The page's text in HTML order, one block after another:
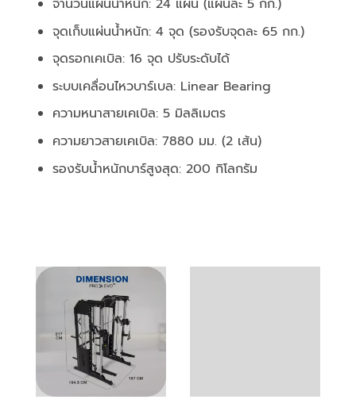
จำนวนแผ่นน้ำหนัก: 24 แผ่น (แผ่นละ 5 กก.)
จุดเก็บแผ่นน้ำหนัก: 4 จุด (รองรับจุดละ 65 กก.)
จุดรอกเคเบิล: 16 จุด ปรับระดับได้
ระบบเคลื่อนไหวบาร์เบล: Linear Bearing
ความหนาสายเคเบิล: 5 มิลลิเมตร
ความยาวสายเคเบิล: 7880 มม. (2 เส้น)
รองรับน้ำหนักบาร์สูงสุด: 200 กิโลกรัม